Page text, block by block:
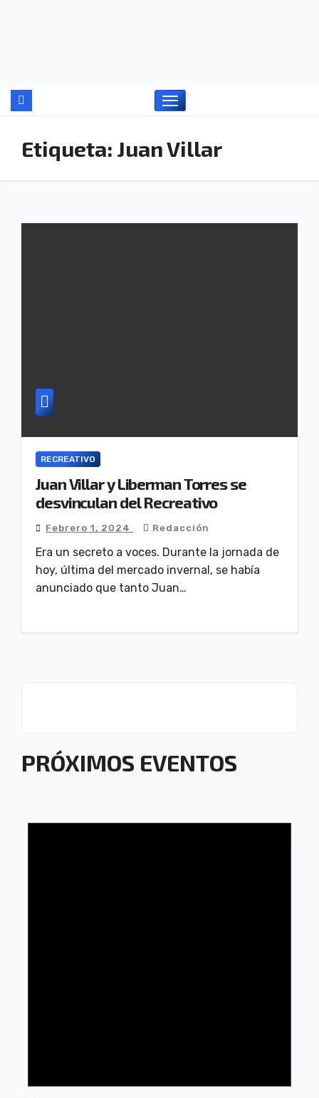
Etiqueta: Juan Villar
RECREATIVO
Juan Villar y Liberman Torres se
desvinculan del Recreativo
Febrero 1, 2024 Redacción
Era un secreto a voces. Durante la jornada de
hoy, última del mercado invernal, se había
anunciado que tanto Juan…
PRÓXIMOS EVENTOS